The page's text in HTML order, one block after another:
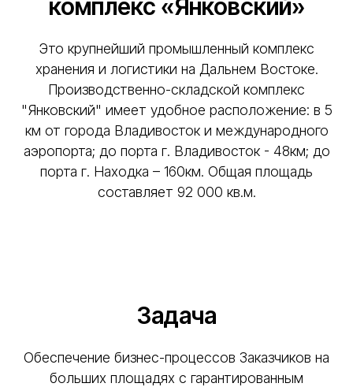
комплекс «Янковский»
Это крупнейший промышленный комплекс
хранения и логистики на Дальнем Востоке.
Производственно-складской комплекс
"Янковский" имеет удобное расположение: в 5
км от города Владивосток и международного
аэропорта; до порта г. Владивосток - 48км; до
порта г. Находка – 160км. Общая площадь
составляет 92 000 кв.м.
Задача
Обеспечение бизнес-процессов Заказчиков на
больших площадях с гарантированным